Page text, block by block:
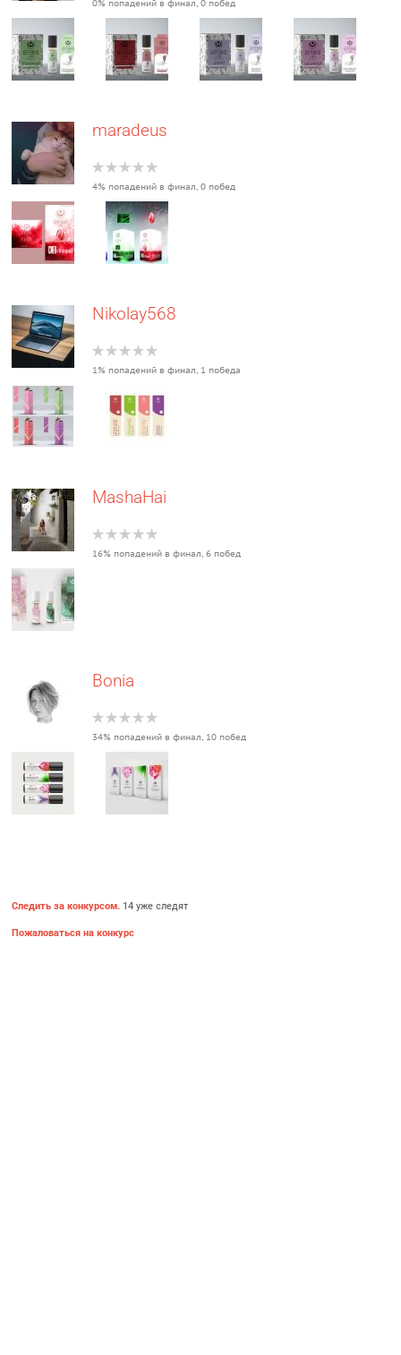
0% попадений в финал, 0 побед
maradeus
4% попадений в финал, 0 побед
Nikolay568
1% попадений в финал, 1 победа
MashaHai
16% попадений в финал, 6 побед
Bonia
34% попадений в финал, 10 побед
Следить за конкурсом. 14 уже следят
Пожаловаться на конкурс